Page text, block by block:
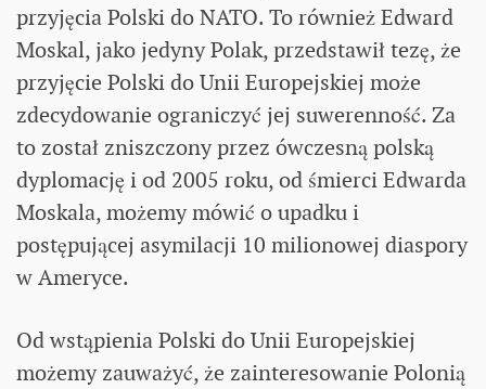
przyjęcia Polski do NATO. To również Edward
Moskal, jako jedyny Polak, przedstawił tezę, że
przyjęcie Polski do Unii Europejskiej może
zdecydowanie ograniczyć jej suwerenność. Za
to został zniszczony przez ówczesną polską
dyplomację i od 2005 roku, od śmierci Edwarda
Moskala, możemy mówić o upadku i
postępującej asymilacji 10 milionowej diaspory
w Ameryce.
Od wstąpienia Polski do Unii Europejskiej
możemy zauważyć, że zainteresowanie Polonią